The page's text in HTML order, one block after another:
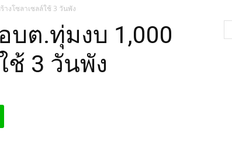
งโซลาเซลล์ใช้ 3 วันพัง
ต.ทุ่มงบ 1,000
ช้ 3 วันพัง